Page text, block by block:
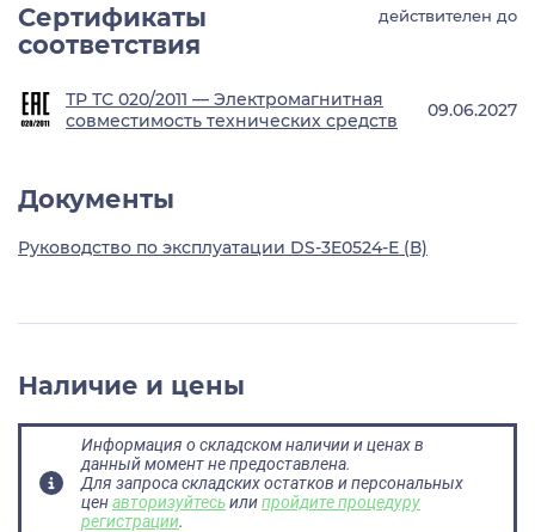
Сертификаты
соответствия
действителен до
ТР ТС 020/2011 — Электромагнитная
совместимость технических средств
09.06.2027
Документы
Руководство по эксплуатации DS-3E0524-Е (В)
Наличие и цены
Информация о складском наличии и ценах в
данный момент не предоставлена.
Для запроса складских остатков и персональных
ценавторизуйтесьилипройдите процедуру
регистрации.